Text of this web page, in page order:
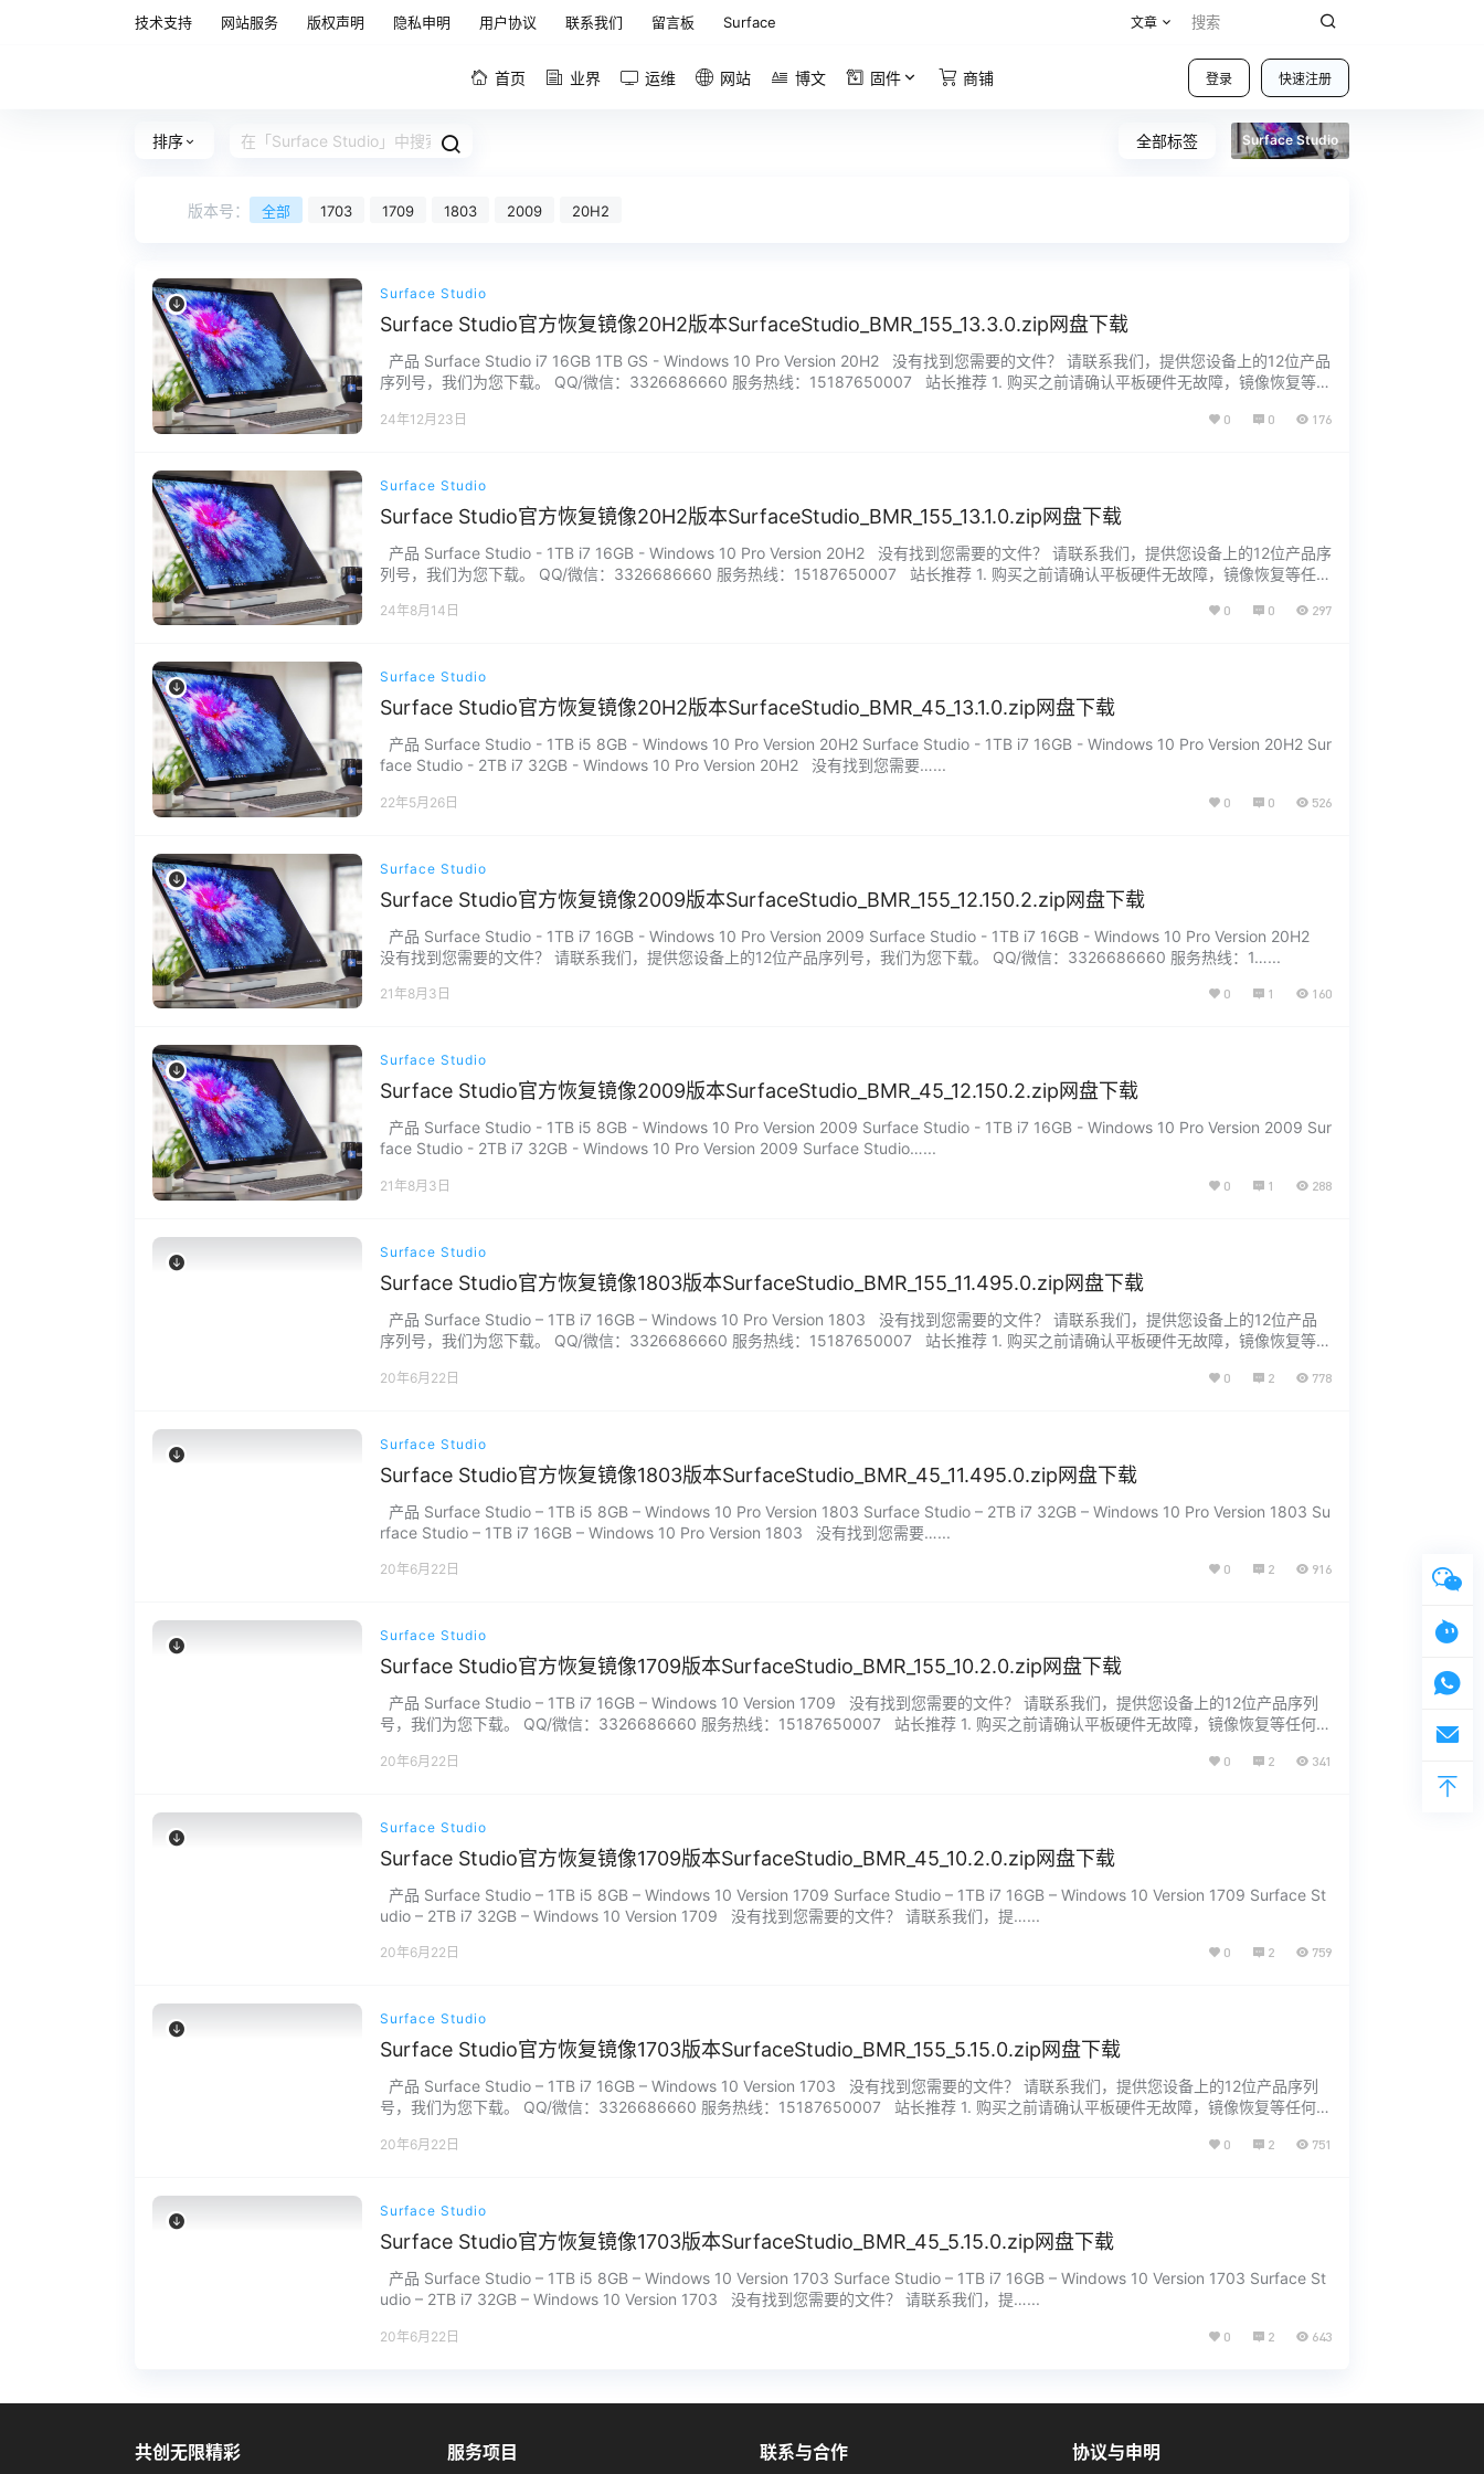
技术支持 网站服务 版权声明 隐私申明 用户协议 联系我们 留言板 Surface 文章
登录 快速注册
首页 业界 运维 网站 博文 固件 商铺
排序 全部标签 Surface Studio
版本号： 全部 1703 1709 1803 2009 20H2
Surface Studio
Surface Studio官方恢复镜像20H2版本SurfaceStudio_BMR_155_13.3.0.zip网盘下载
产品 Surface Studio i7 16GB 1TB GS - Windows 10 Pro Version 20H2 没有找到您需要的文件？ 请联系我们，提供您设备上的12位产品
序列号，我们为您下载。 QQ/微信：3326686660 服务热线：15187650007 站长推荐 1. 购买之前请确认平板硬件无故障，镜像恢复等任
24年12月23日 0 0 176
Surface Studio
Surface Studio官方恢复镜像20H2版本SurfaceStudio_BMR_155_13.1.0.zip网盘下载
产品 Surface Studio - 1TB i7 16GB - Windows 10 Pro Version 20H2 没有找到您需要的文件？ 请联系我们，提供您设备上的12位产品序
列号，我们为您下载。 QQ/微信：3326686660 服务热线：15187650007 站长推荐 1. 购买之前请确认平板硬件无故障，镜像恢复等任何
24年8月14日 0 0 297
Surface Studio
Surface Studio官方恢复镜像20H2版本SurfaceStudio_BMR_45_13.1.0.zip网盘下载
产品 Surface Studio - 1TB i5 8GB - Windows 10 Pro Version 20H2 Surface Studio - 1TB i7 16GB - Windows 10 Pro Version 20H2 Sur
face Studio - 2TB i7 32GB - Windows 10 Pro Version 20H2 没有找到您需要…...
22年5月26日 0 0 526
Surface Studio
Surface Studio官方恢复镜像2009版本SurfaceStudio_BMR_155_12.150.2.zip网盘下载
产品 Surface Studio - 1TB i7 16GB - Windows 10 Pro Version 2009 Surface Studio - 1TB i7 16GB - Windows 10 Pro Version 20H2
没有找到您需要的文件？ 请联系我们，提供您设备上的12位产品序列号，我们为您下载。 QQ/微信：3326686660 服务热线：1…...
21年8月3日 0 1 160
Surface Studio
Surface Studio官方恢复镜像2009版本SurfaceStudio_BMR_45_12.150.2.zip网盘下载
产品 Surface Studio - 1TB i5 8GB - Windows 10 Pro Version 2009 Surface Studio - 1TB i7 16GB - Windows 10 Pro Version 2009 Sur
face Studio - 2TB i7 32GB - Windows 10 Pro Version 2009 Surface Studio…...
21年8月3日 0 1 288
Surface Studio
Surface Studio官方恢复镜像1803版本SurfaceStudio_BMR_155_11.495.0.zip网盘下载
产品 Surface Studio – 1TB i7 16GB – Windows 10 Pro Version 1803 没有找到您需要的文件？ 请联系我们，提供您设备上的12位产品
序列号，我们为您下载。 QQ/微信：3326686660 服务热线：15187650007 站长推荐 1. 购买之前请确认平板硬件无故障，镜像恢复等任
20年6月22日 0 2 778
Surface Studio
Surface Studio官方恢复镜像1803版本SurfaceStudio_BMR_45_11.495.0.zip网盘下载
产品 Surface Studio – 1TB i5 8GB – Windows 10 Pro Version 1803 Surface Studio – 2TB i7 32GB – Windows 10 Pro Version 1803 Su
rface Studio – 1TB i7 16GB – Windows 10 Pro Version 1803 没有找到您需要…...
20年6月22日 0 2 916
Surface Studio
Surface Studio官方恢复镜像1709版本SurfaceStudio_BMR_155_10.2.0.zip网盘下载
产品 Surface Studio – 1TB i7 16GB – Windows 10 Version 1709 没有找到您需要的文件？ 请联系我们，提供您设备上的12位产品序列
号，我们为您下载。 QQ/微信：3326686660 服务热线：15187650007 站长推荐 1. 购买之前请确认平板硬件无故障，镜像恢复等任何问
20年6月22日 0 2 341
Surface Studio
Surface Studio官方恢复镜像1709版本SurfaceStudio_BMR_45_10.2.0.zip网盘下载
产品 Surface Studio – 1TB i5 8GB – Windows 10 Version 1709 Surface Studio – 1TB i7 16GB – Windows 10 Version 1709 Surface St
udio – 2TB i7 32GB – Windows 10 Version 1709 没有找到您需要的文件？ 请联系我们，提…...
20年6月22日 0 2 759
Surface Studio
Surface Studio官方恢复镜像1703版本SurfaceStudio_BMR_155_5.15.0.zip网盘下载
产品 Surface Studio – 1TB i7 16GB – Windows 10 Version 1703 没有找到您需要的文件？ 请联系我们，提供您设备上的12位产品序列
号，我们为您下载。 QQ/微信：3326686660 服务热线：15187650007 站长推荐 1. 购买之前请确认平板硬件无故障，镜像恢复等任何问
20年6月22日 0 2 751
Surface Studio
Surface Studio官方恢复镜像1703版本SurfaceStudio_BMR_45_5.15.0.zip网盘下载
产品 Surface Studio – 1TB i5 8GB – Windows 10 Version 1703 Surface Studio – 1TB i7 16GB – Windows 10 Version 1703 Surface St
udio – 2TB i7 32GB – Windows 10 Version 1703 没有找到您需要的文件？ 请联系我们，提…...
20年6月22日 0 2 643
共创无限精彩 服务项目 联系与合作 协议与申明